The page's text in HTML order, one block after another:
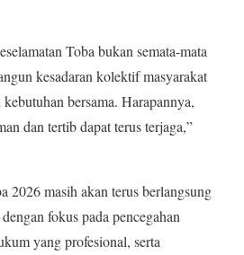
Toba bukan semata-mata
kesadaran kolektif masyarakat
bersama. Harapannya,
dan tertib dapat terus terjaga,”
2026 masih akan terus berlangsung
fokus pada pencegahan
yang profesional, serta